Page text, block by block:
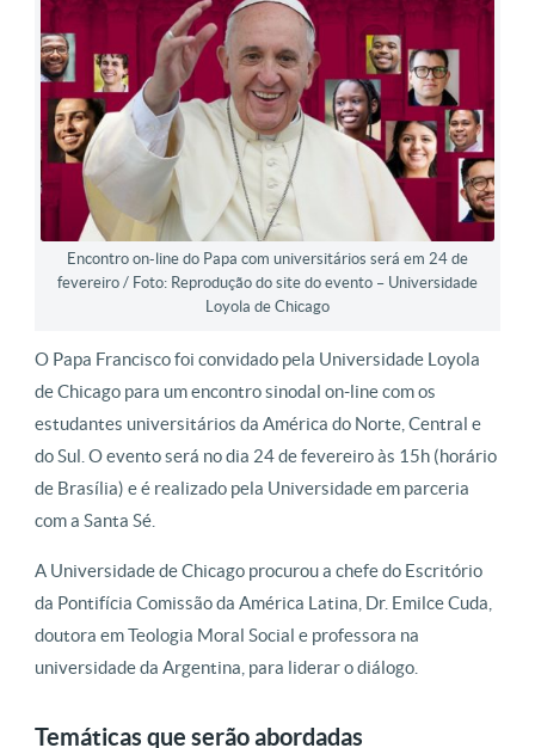
Encontro on-line do Papa com universitários será em 24 de
fevereiro / Foto: Reprodução do site do evento – Universidade
Loyola de Chicago
O Papa Francisco foi convidado pela Universidade Loyola
de Chicago para um encontro sinodal on-line com os
estudantes universitários da América do Norte, Central e
do Sul. O evento será no dia 24 de fevereiro às 15h (horário
de Brasília) e é realizado pela Universidade em parceria
com a Santa Sé.
A Universidade de Chicago procurou a chefe do Escritório
da Pontifícia Comissão da América Latina, Dr. Emilce Cuda,
doutora em Teologia Moral Social e professora na
universidade da Argentina, para liderar o diálogo.
Temáticas que serão abordadas